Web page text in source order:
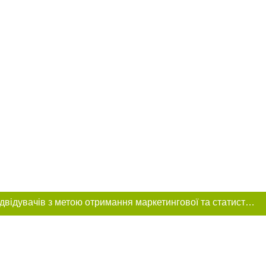
Цей сайт використовує «cookies». Також веб-сайт використовує інтернет-сервіс для збору технічних даних стосовно відвідувачів з метою отримання маркетингової та статистичної інформації. Умови обробки даних відвідувачів сайту див.